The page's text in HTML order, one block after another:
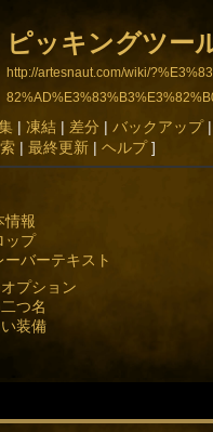
ピッキングツー
http://artesnaut.com/wiki/
3%BC%E3%83%AB
| 凍結| 差分 | バックアップ|
| 最終更新| ヘルプ]
情報
ップ
ーバーテキスト
プション
つ名
装備